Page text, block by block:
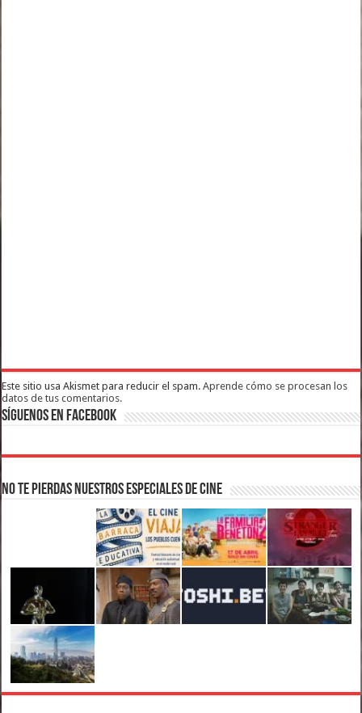
Este sitio usa Akismet para reducir el spam.Aprende cómo se procesan los
datos de tus comentarios.
Síguenos en Facebook
No te pierdas nuestros Especiales de Cine